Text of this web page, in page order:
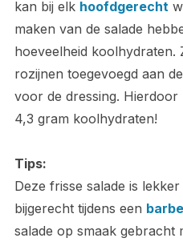
kan bij elk hoofdgerecht
maken van de salade
hoeveelheid koolhydraten.
rozijnen toegevoegd aan
voor de dressing.
4,3 gram koolhydraten!
Tips:
Deze frisse salade is
bijgerecht tijdens een
salade op smaak gebracht